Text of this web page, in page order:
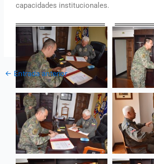
capacidades institucionales.
← Entrada anterior